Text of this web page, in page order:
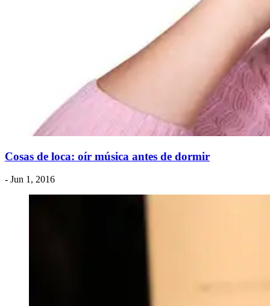
Cosas de loca: oír música antes de dormir
- Jun 1, 2016